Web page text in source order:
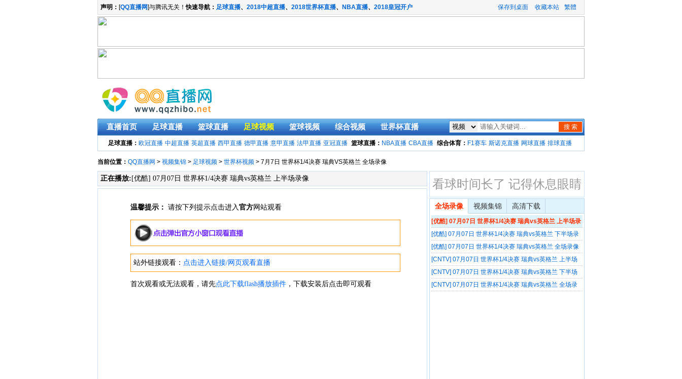
保存到桌面 收藏本站 繁體
声明： [QQ直播网]与腾讯无关！快速导航： 足球直播、 2018中超直播、 2018世界杯直播、 NBA直播、 2018皇冠开户
直播首页 足球直播 篮球直播 足球视频 篮球视频 综合视频 世界杯直播 搜 索
足球直播： 欧冠直播 中超直播 英超直播 西甲直播 德甲直播 意甲直播 法甲直播 亚冠直播 篮球直播： NBA直播 CBA直播 综合体育： F1赛车 斯诺克直播 网球直播 排球直播
当前位置： QQ直播网 > 视频集锦 > 足球视频 > 世界杯视频 > 7月7日 世界杯1/4决赛 瑞典VS英格兰 全场录像
正在播放: [优酷] 07月07日 世界杯1/4决赛 瑞典vs英格兰 上半场录像 看球时间长了 记得休息眼睛
全场录像 视频集锦 高清下载
[优酷] 07月07日 世界杯1/4决赛 瑞典vs英格兰 上半场录
像
[优酷] 07月07日 世界杯1/4决赛 瑞典vs英格兰 下半场录
像
[优酷] 07月07日 世界杯1/4决赛 瑞典vs英格兰 全场录像
[CNTV] 07月07日 世界杯1/4决赛 瑞典vs英格兰 上半场
录像
[CNTV] 07月07日 世界杯1/4决赛 瑞典vs英格兰 下半场
录像
[CNTV] 07月07日 世界杯1/4决赛 瑞典vs英格兰 全场录